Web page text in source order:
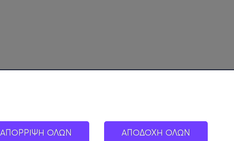
ΑΠΟΡΡΙΨΗ ΟΛΩΝ ΑΠΟΔΟΧΗ ΟΛΩΝ